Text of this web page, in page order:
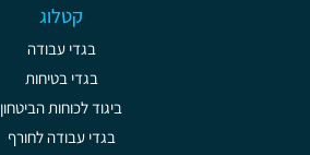
קטלוג
בגדי עבודה
בגדי בטיחות
ביגוד לכוחות הביטחון
בגדי עבודה לחורף